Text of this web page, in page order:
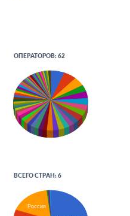
ОПЕРАТОРОВ: 62
ВСЕГО СТРАН: 6
Россия